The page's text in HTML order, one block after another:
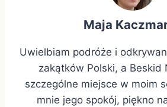
Maja
Uwielbiam podróże i
zakątków Polski, a Beskid
szczególne miejsce w moim
mnie jego spokój, piękno